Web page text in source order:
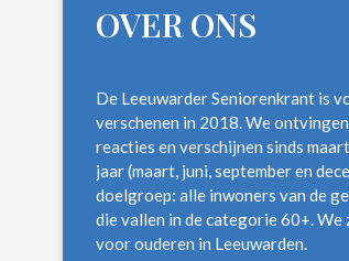
OVER ONS
De Leeuwarder Seniorenkrant is
verschenen in 2018. We
reacties en verschijnen sinds
jaar (maart, juni, september en
doelgroep: alle inwoners van de
die vallen in de categorie 60+. We
voor ouderen in Leeuwarden.